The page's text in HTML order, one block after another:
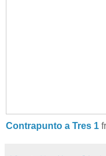
Contrapunto a Tres 1